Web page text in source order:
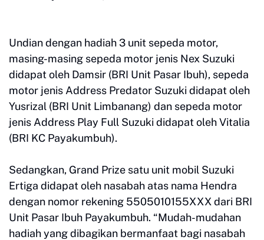
Undian dengan hadiah 3 unit sepeda motor,
masing-masing sepeda motor jenis Nex Suzuki
didapat oleh Damsir (BRI Unit Pasar Ibuh), sepeda
motor jenis Address Predator Suzuki didapat oleh
Yusrizal (BRI Unit Limbanang) dan sepeda motor
jenis Address Play Full Suzuki didapat oleh Vitalia
(BRI KC Payakumbuh).
Sedangkan, Grand Prize satu unit mobil Suzuki
Ertiga didapat oleh nasabah atas nama Hendra
dengan nomor rekening 5505010155XXX dari BRI
Unit Pasar Ibuh Payakumbuh. “Mudah-mudahan
hadiah yang dibagikan bermanfaat bagi nasabah